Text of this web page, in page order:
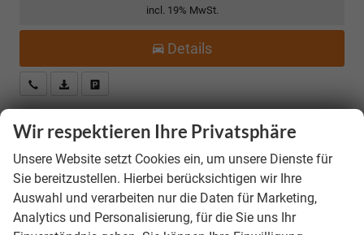
incl. 19% MwSt.
Details
Kostenloser Rückruf-Service
PDF-Datei, Fahrzeugexposé drucken
Skoda Kamiq Selection *ANGEBOT FÜR
MENSCHEN MIT BEHINDERUNG AB 50%! 1.0 TSI
115PS, Klimaanlage, Sitzheizung, Parksensoren
hinten, LED-Scheinwerfer, Tempomat,
Infotainment 8", Virtual Cockpit
Wir respektieren Ihre Privatsphäre
Unsere Website setzt Cookies ein, um unsere Dienste für
Sie bereitzustellen. Hierbei berücksichtigen wir Ihre
Auswahl und verarbeiten nur die Daten für Marketing,
Analytics und Personalisierung, für die Sie uns Ihr